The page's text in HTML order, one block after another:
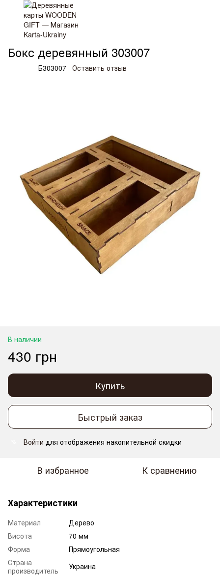
Деревянные изделия и подарки
Бокс деревянный 303007
Б303007 Оставить отзыв
В наличии
430 грн
Купить
Быстрый заказ
Войти для отображения накопительной скидки
В избранное К сравнению
Характеристики
Материал
Дерево
Висота
70 мм
Форма
Прямоугольная
Страна
производитель
Украина